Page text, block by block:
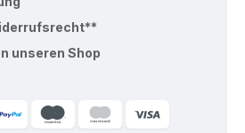
unseren Shop